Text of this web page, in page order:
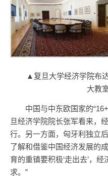
▲复旦大学经济学院布
大教
中国与中东欧国家的
旦经济学院院长张军看来，
行。另一方面，匈牙利独立
了解和借鉴中国经济发展的
育的重镇要积极‘走出去’，
求。”